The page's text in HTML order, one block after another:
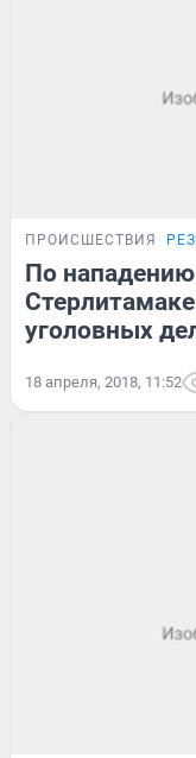
ПРОИСШЕСТВИЯ
По
уголовных
18 апреля, 2018, 11:52